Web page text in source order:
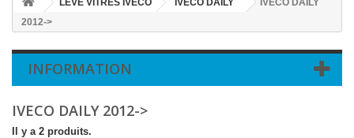
LEVE VITRES IVECO IVECO DAILY
IVECO DAILY
2012->
INFORMATION
IVECO DAILY 2012->
Il y a 2 produits.